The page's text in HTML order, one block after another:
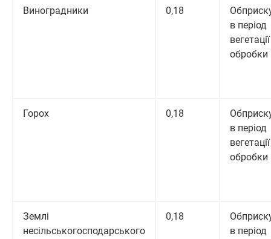
Виноградники 0,18
в період
обробки
Горох 0,18
в період
обробки
Землі
несільськогосподарського
0,18
в період